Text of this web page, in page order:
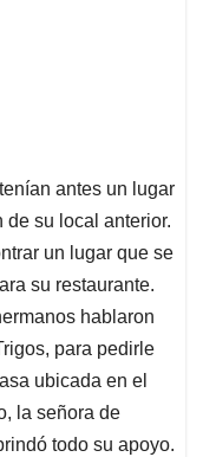
antes un lugar
de su local anterior.
un lugar que se
su restaurante.
hablaron
para pedirle
ubicada en el
la señora de
todo su apoyo.